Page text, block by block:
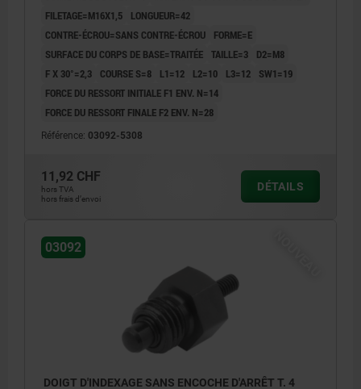
FILETAGE=M16X1,5
LONGUEUR=42
CONTRE-ÉCROU=SANS CONTRE-ÉCROU
FORME=E
SURFACE DU CORPS DE BASE=TRAITÉE TAILLE=3
D2=M8
F X 30°=2,3
COURSE S=8 L1=12 L2=10 L3=12
SW1=19
FORCE DU RESSORT INITIALE F1 ENV. N=14
FORCE DU RESSORT FINALE F2 ENV. N=28
Référence: 03092-5308
11,92 CHF
hors TVA
hors frais d’envoi
DÉTAILS
03092
DOIGT D'INDEXAGE SANS ENCOCHE D'ARRÊT T. 4